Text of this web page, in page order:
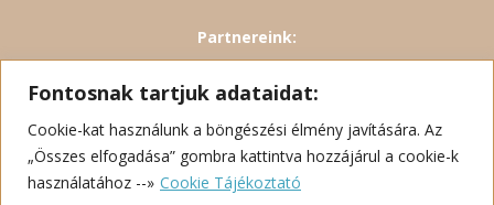
Fontosnak tartjuk adataidat:
Cookie-kat használunk a böngészési élmény javítására. Az
„Összes elfogadása” gombra kattintva hozzájárul a cookie-k
használatához --» Cookie Tájékoztató
Partnereink:
FotóOktatás Fotóiskola
Közgyűlési határozatok
Az egyesület alapszabálya